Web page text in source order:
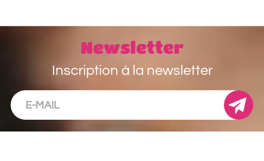
Newsletter
Inscription à la newsletter